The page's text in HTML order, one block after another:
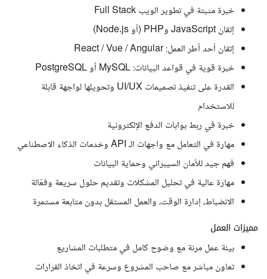
خبرة مثبتة في تطوير الويب Full Stack
إتقان JavaScript وPHP (أو Node.js)
إتقان أحد أطر العمل: React / Vue / Angular
خبرة قوية في قواعد البيانات: MySQL أو PostgreSQL
القدرة على تنفيذ تصميمات UI/UX وتحويلها لواجهة قابلة
للاستخدام
خبرة في ربط بوابات الدفع الإلكترونية
مهارة في التعامل مع واجهات الـ API وخدمات الذكاء الاصطناعي
فهم جيد للأمان السيبراني وحماية البيانات
مهارة عالية في تحليل المشكلات وتقديم حلول سريعة وفعّالة
الانضباط، إدارة الوقت، والعمل المستقل بدون متابعة مستمرة
مميزات العمل
بيئة عمل مرنة مع وضوح كامل في متطلبات المشاريع
تعاون مباشر مع صاحب المشروع وسرعة في اتخاذ القرارات